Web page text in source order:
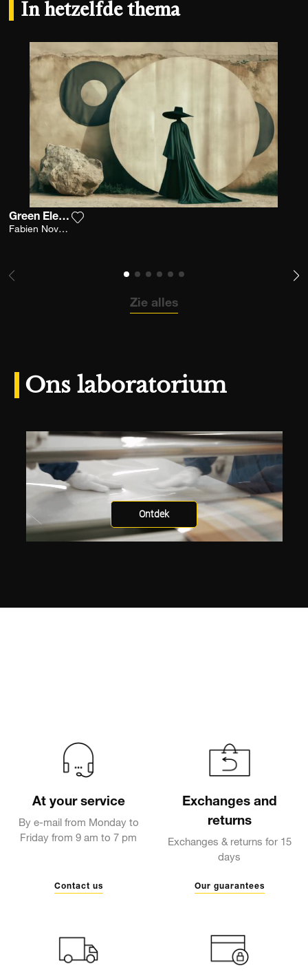
In hetzelfde thema
Green Elegance
Fabien Novarino
Zie alles
Ons laboratorium
Ontdek
At your service
By e-mail from Monday to
Friday from 9 am to 7 pm
Contact us
Exchanges and
returns
Exchanges & returns for 15
days
Our guarantees